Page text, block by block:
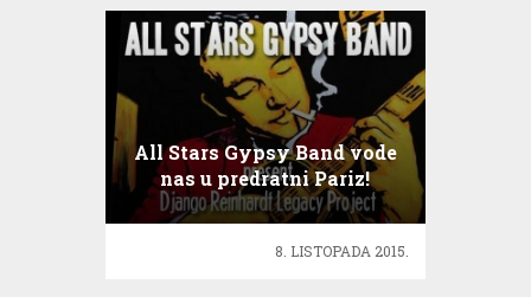
All Stars Gypsy Band vode
nas u predratni Pariz!
8. LISTOPADA 2015.